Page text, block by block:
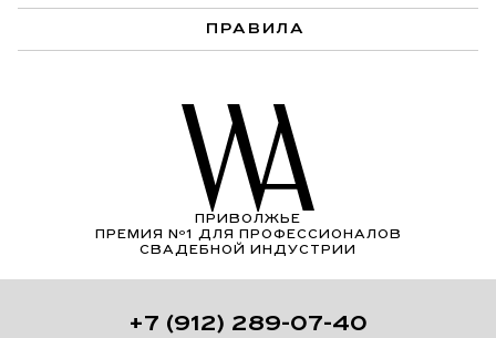
ПРАВИЛА
ПРИВОЛЖЬЕ
ПРЕМИЯ Nº1 ДЛЯ ПРОФЕССИОНАЛОВ
СВАДЕБНОЙ ИНДУСТРИИ
+7 (912) 289-07-40